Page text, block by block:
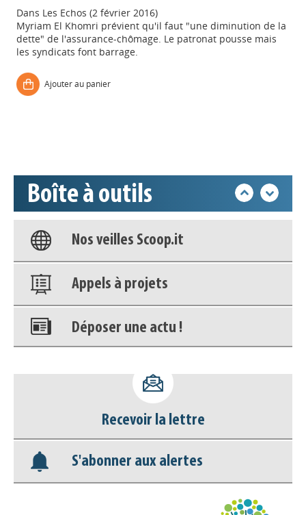
Dans Les Echos (2 février 2016)
Myriam El Khomri prévient qu'il faut "une diminution de la
dette" de l'assurance-chômage. Le patronat pousse mais
les syndicats font barrage.
Ajouter au panier
Boîte à outils
Appels à projets
Base documentaire
Nos veilles Scoop.it
Appels à projets
Déposer une actu !
déconnecter)
Base documentaire
Nos veilles Scoop.it
Recevoir la lettre
S'abonner aux alertes